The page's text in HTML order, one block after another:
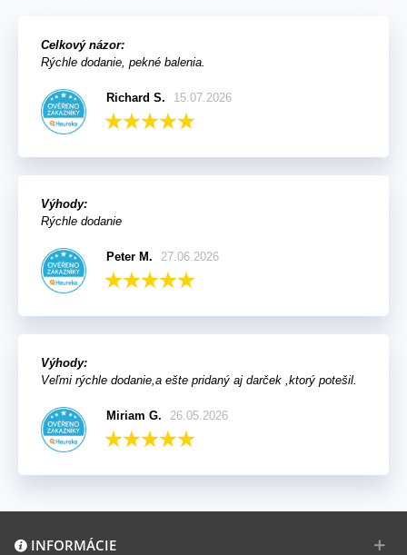
Celkový názor:
Rýchle dodanie, pekné balenia.
Richard S. 15.07.2026
Výhody:
Rýchle dodanie
Peter M. 27.06.2026
Výhody:
Veľmi rýchle dodanie,a ešte pridaný aj darček ,ktorý potešil.
Miriam G. 26.05.2026
INFORMÁCIE